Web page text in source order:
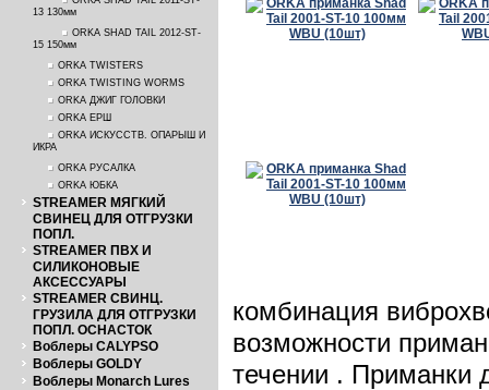
13 130мм
ORKA SHAD TAIL 2012-ST-
15 150мм
ORKA TWISTERS
ORKA TWISTING WORMS
ORKA ДЖИГ ГОЛОВКИ
ORKA ЕРШ
ORKA ИСКУССТВ. ОПАРЫШ И
ИКРА
ORKA РУСАЛКА
ORKA ЮБКА
STREAMER МЯГКИЙ
СВИНЕЦ ДЛЯ ОТГРУЗКИ
ПОПЛ.
STREAMER ПВХ И
СИЛИКОНОВЫЕ
АКСЕССУАРЫ
STREAMER СВИНЦ.
ГРУЗИЛА ДЛЯ ОТГРУЗКИ
ПОПЛ. ОСНАСТОК
Воблеры CALYPSO
Воблеры GOLDY
Воблеры Monarch Lures
комбинация
возможности
течении .